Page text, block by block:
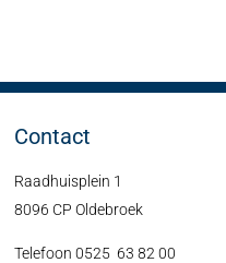
Contact
Raadhuisplein 1
8096 CP Oldebroek
Telefoon 0525 63 82 00